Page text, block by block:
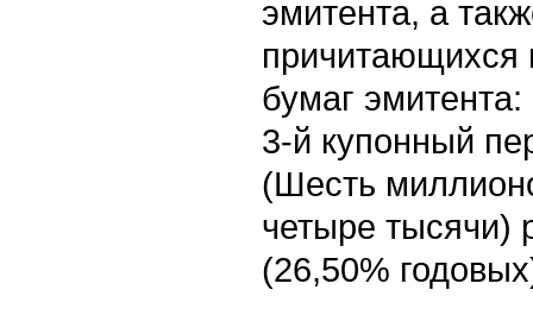
эмитента, а
причитающихся
бумаг эмитента:
3-й купонный
(Шесть
четыре тысячи)
(26,50%